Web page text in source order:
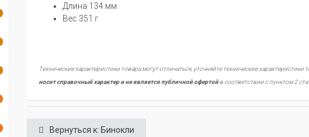
Длина 134 мм
Вес 351 г
Технические характеристики товара могут отличаться, уточняйте технические
носит справочный характер и не является публичной офертойв соответствии с пунктом 2
Вернуться к: Бинокли